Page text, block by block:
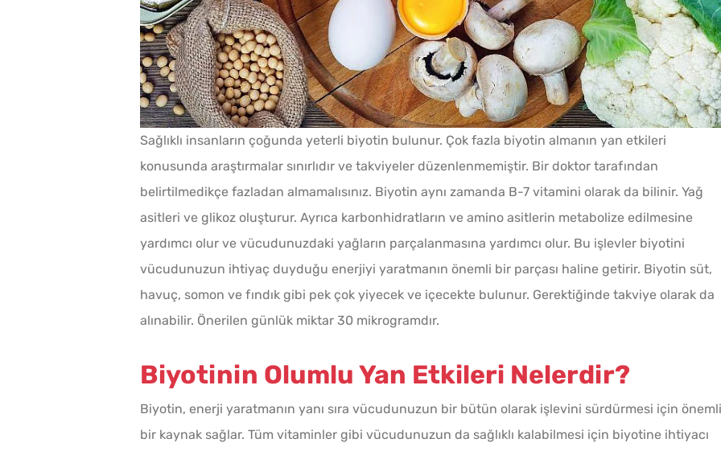
Tarhana Hamuru Kaç Gün
Mayalandırılır?
Makine Olmadan 5
Yapmanın Püf Noktası
İçine Ne Konur?
Ev Yapımı Domates Sosu
Sağlıklı insanların çoğunda yeterli biyotin bulunur. Çok fazla biyotin almanın yan etkileri
konusunda araştırmalar sınırlıdır ve takviyeler düzenlenmemiştir. Bir doktor tarafından
belirtilmedikçe fazladan almamalısınız. Biyotin aynı zamanda B-7 vitamini olarak da bilinir. Yağ
asitleri ve glikoz oluşturur. Ayrıca karbonhidratların ve amino asitlerin metabolize edilmesine
yardımcı olur ve vücudunuzdaki yağların parçalanmasına yardımcı olur. Bu işlevler biyotini
vücudunuzun ihtiyaç duyduğu enerjiyi yaratmanın önemli bir parçası haline getirir. Biyotin süt,
havuç, somon ve fındık gibi pek çok yiyecek ve içecekte bulunur. Gerektiğinde takviye olarak da
alınabilir. Önerilen günlük miktar 30 mikrogramdır.
Biyotinin Olumlu Yan Etkileri Nelerdir?
Biyotin, enerji yaratmanın yanı sıra vücudunuzun bir bütün olarak işlevini sürdürmesi için önemli
bir kaynak sağlar. Tüm vitaminler gibi vücudunuzun da sağlıklı kalabilmesi için biyotine ihtiyacı